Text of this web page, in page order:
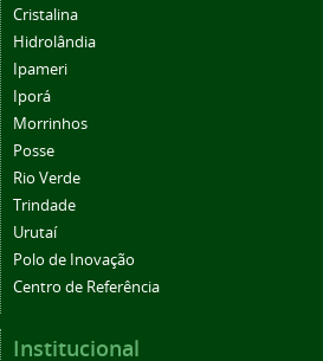
Cristalina
Hidrolândia
Ipameri
Iporá
Morrinhos
Posse
Rio Verde
Trindade
Urutaí
Polo de Inovação
Centro de Referência
Institucional